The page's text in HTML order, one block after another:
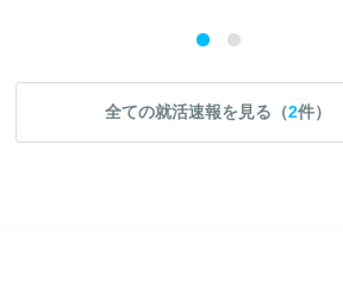
全ての就活速報を見る（2件）